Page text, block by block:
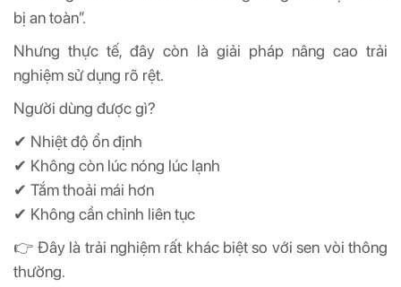
bị an toàn”.
Nhưng thực tế, đây còn là giải pháp nâng cao trải
nghiệm sử dụng rõ rệt.
Người dùng được gì?
✔ Nhiệt độ ổn định
✔ Không còn lúc nóng lúc lạnh
✔ Tắm thoải mái hơn
✔ Không cần chỉnh liên tục
👉 Đây là trải nghiệm rất khác biệt so với sen vòi thông
thường.